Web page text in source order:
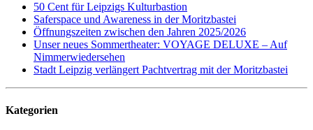
50 Cent für Leipzigs Kulturbastion
Saferspace und Awareness in der Moritzbastei
Öffnungszeiten zwischen den Jahren 2025/2026
Unser neues Sommertheater: VOYAGE DELUXE – Auf
Nimmerwiedersehen
Stadt Leipzig verlängert Pachtvertrag mit der Moritzbastei
Kategorien